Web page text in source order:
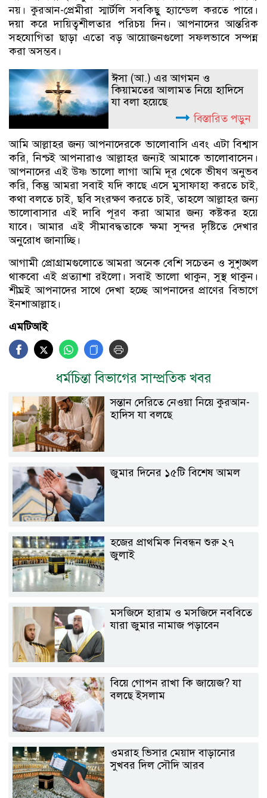
নয়। কুরআন-প্রেমীরা স্মার্টলি সবকিছু হ‍্যান্ডেল করতে পারে।
দয়া করে দায়িত্বশীলতার পরিচয় দিন। আপনাদের আন্তরিক
সহযোগিতা ছাড়া এতো বড় আয়োজনগুলো সফলভাবে সম্পন্ন
করা অসম্ভব।
ঈসা (আ.) এর আগমন ও
কিয়ামতের আলামত নিয়ে হাদিসে
যা বলা হয়েছে
বিস্তারিত পড়ুন
আমি আল্লাহর জন্য আপনাদেরকে ভালোবাসি এবং এটা বিশ্বাস
করি, নিশ্চই আপনারাও আল্লাহর জন্যই আমাকে ভালোবাসেন।
আপনাদের এই উষ্ণ ভালো লাগা আমি দূর থেকে ভীষণ অনুভব
করি, কিন্তু আমরা সবাই যদি কাছে এসে মুসাফাহা করতে চাই,
কথা বলতে চাই, ছবি সংরক্ষণ করতে চাই, তাহলে আল্লাহর জন্য
ভালোবাসার এই দাবি পূরণ করা আমার জন্য কষ্টকর হয়ে
যাবে। আমার এই সীমাবদ্ধতাকে ক্ষমা সুন্দর দৃষ্টিতে দেখার
অনুরোধ জানাচ্ছি।
আগামী প্রোগ্রামগুলোতে আমরা অনেক বেশি সচেতন ও সুশৃঙ্খল
থাকবো এই প্রত্যাশা রইলো। সবাই ভালো থাকুন, সুস্থ থাকুন।
শীঘ্রই আপনাদের সাথে দেখা হচ্ছে আপনাদের প্রাণের বিভাগে
ইনশাআল্লাহ।
এমটিআই
ধর্মচিন্তা বিভাগের সাম্প্রতিক খবর
সন্তান দেরিতে নেওয়া নিয়ে কুরআন-
হাদিস যা বলছে
জুমার দিনের ১৫টি বিশেষ আমল
হজের প্রাথমিক নিবন্ধন শুরু ২৭
জুলাই
মসজিদে হারাম ও মসজিদে নববিতে
যারা জুমার নামাজ পড়াবেন
বিয়ে গোপন রাখা কি জায়েজ? যা
বলছে ইসলাম
ওমরাহ ভিসার মেয়াদ বাড়ানোর
সুখবর দিল সৌদি আরব